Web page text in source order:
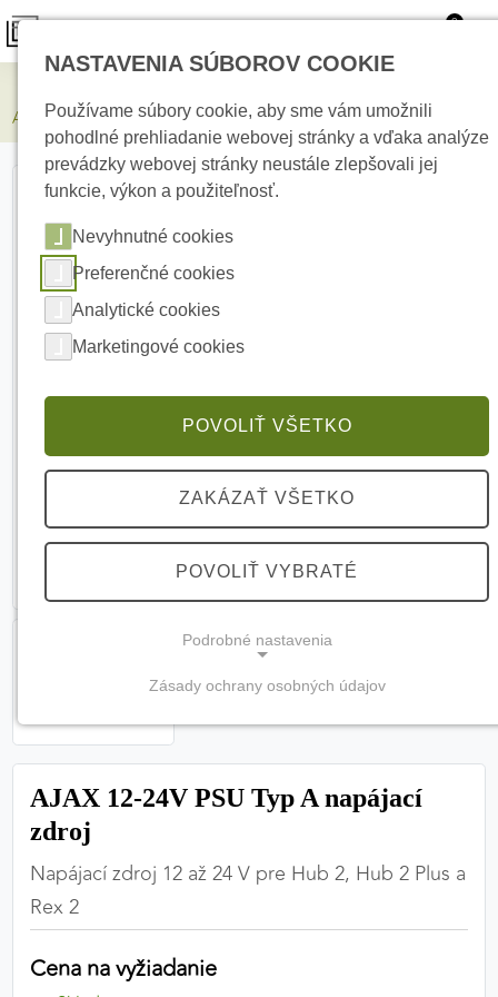
0
AJAX 12-24V PSU Typ A napájací zdroj
AJAX 12-24V PSU Typ A napájací
zdroj
Napájací zdroj 12 až 24 V pre Hub 2, Hub 2 Plus a
Rex 2
Cena na vyžiadanie
NASTAVENIA SÚBOROV COOKIE
Používame súbory cookie, aby sme vám umožnili
pohodlné prehliadanie webovej stránky a vďaka analýze
prevádzky webovej stránky neustále zlepšovali jej
funkcie, výkon a použiteľnosť.
Nevyhnutné cookies
Preferenčné cookies
Analytické cookies
Marketingové cookies
POVOLIŤ VŠETKO
ZAKÁZAŤ VŠETKO
POVOLIŤ VYBRATÉ
Podrobné nastavenia
(vždy aktívne, nemožno vypnúť)
webovej stránky a bez nich by nebolo možné
zabezpečiť jej plnú funkčnosť.
Nevyhnutné cookies
PREFERENČNÉ COOKIES
Zásady ochrany osobných údajov